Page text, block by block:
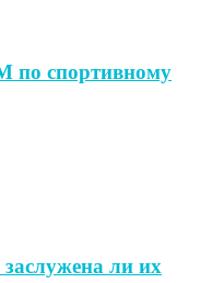
по спортивному
ли их